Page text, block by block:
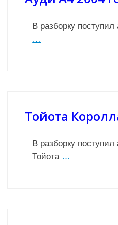
В разборку
…
Тойота
В разборку
Тойота …